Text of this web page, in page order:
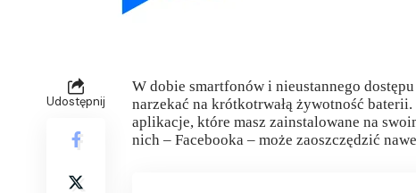
Udostępnij
W dobie smartfonów i nieustannego
narzekać na krótkotrwałą żywotność
aplikacje, które masz zainstalowane na
nich – Facebooka – może zaoszczędzić